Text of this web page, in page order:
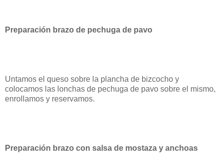
Preparación brazo de pechuga de pavo
Untamos el queso sobre la plancha de bizcocho y
colocamos las lonchas de pechuga de pavo sobre el mismo,
enrollamos y reservamos.
Preparación brazo con salsa de mostaza y anchoas